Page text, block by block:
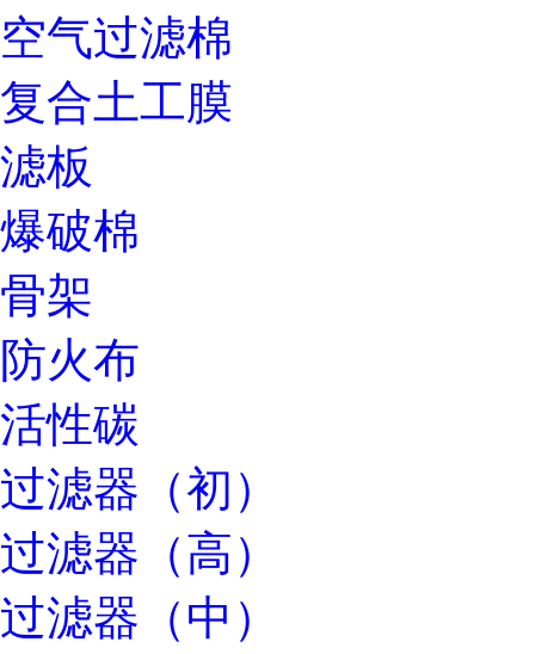
空气过滤棉
复合土工膜
滤板
爆破棉
骨架
防火布
活性碳
过滤器（初）
过滤器（高）
过滤器（中）